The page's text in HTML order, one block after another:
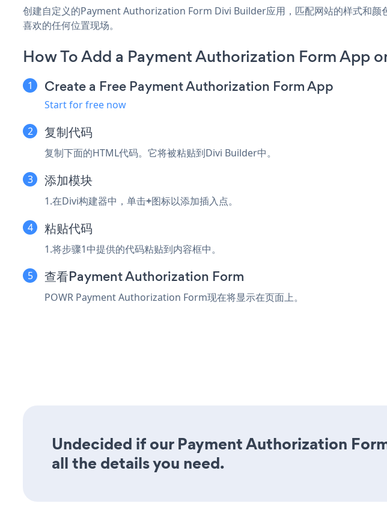
创建自定义的Payment Authorization Form Divi Builder应用，匹配网站的样式和
喜欢的任何位置现场。
How To Add a Payment Authorization Form App
Create a Free Payment Authorization Form App
Start for free now
复制代码
复制下面的HTML代码。它将被粘贴到Divi Builder中。
添加模块
1.在Divi构建器中，单击+图标以添加插入点。
粘贴代码
1.将步骤1中提供的代码粘贴到内容框中。
查看Payment Authorization Form
POWR Payment Authorization Form现在将显示在页面上。
Undecided if our Payment Authorization
all the details you need.